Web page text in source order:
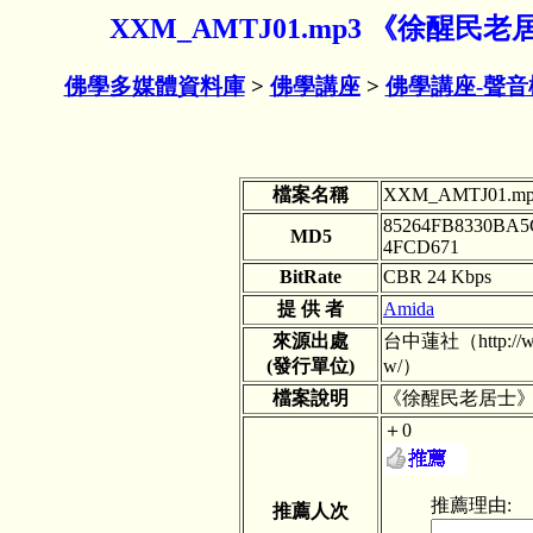
XXM_AMTJ01.mp3 《徐醒民老
佛學多媒體資料庫> 佛學講座> 佛學講座-聲音
檔案名稱
MD5
4FCD671
BitRate
CBR 24 Kbps
提 供 者
Amida
來源出處
(發行單位)
台中蓮社（http://
w/）
檔案說明
《徐醒民老居士
推薦人次
＋0
推薦理由: